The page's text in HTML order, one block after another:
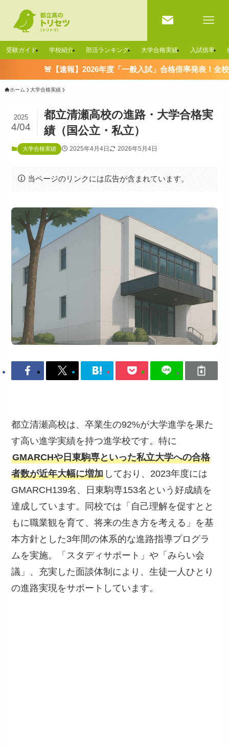
受験ガイド 学校紹介 部活ランキング 大学合格実績 入試倍率
速報】2026年度「一般入試」合格倍率発表！全校一覧はこちら
ホーム 大学合格実績
都立清瀬高校の進路・大学合格実
績（国公立・私立）
2025
4/04
大学合格実績 2025年4月4日 2026年5月4日
当ページのリンクには広告が含まれています。
都立清瀬高校は、卒業生の92%が大学進学を果た
す高い進学実績を持つ進学校です。特に
GMARCHや日東駒専といった私立大学への合格
者数が近年大幅に増加 しており、2023年度には
GMARCH139名、日東駒専153名という好成績を
達成しています。同校では「自己理解を促すとと
もに職業観を育て、将来の生き方を考える」を基
本方針とした3年間の体系的な進路指導プログラ
ムを実施。「スタディサポート」や「みらい会
議」、充実した面談体制により、生徒一人ひとり
の進路実現をサポートしています。